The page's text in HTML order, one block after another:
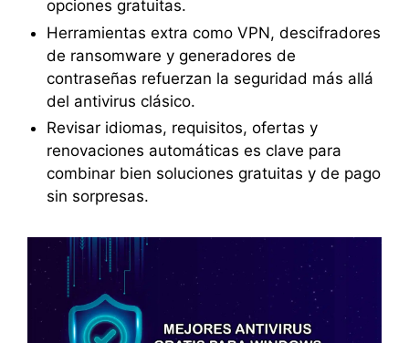
opciones gratuitas.
Herramientas extra como VPN, descifradores
de ransomware y generadores de
contraseñas refuerzan la seguridad más allá
del antivirus clásico.
Revisar idiomas, requisitos, ofertas y
renovaciones automáticas es clave para
combinar bien soluciones gratuitas y de pago
sin sorpresas.